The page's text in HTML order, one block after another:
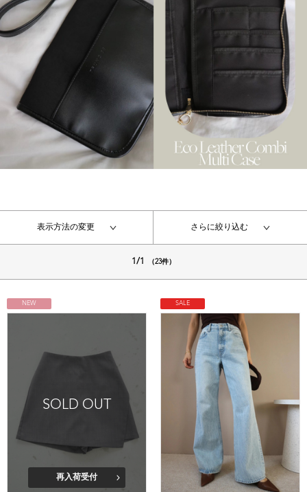
表示方法の変更 さらに絞り込む
1/1 （23件）
NEW
SOLD OUT
再入荷受付
SALE